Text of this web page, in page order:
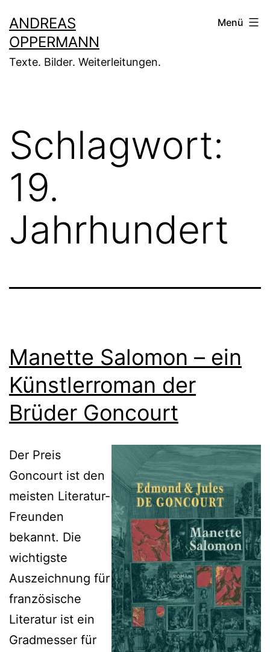
Inhalt
springen
ANDREAS
OPPERMANN
Texte. Bilder. Weiterleitungen.
Menü
Schlagwort:
19.
Jahrhundert
Manette Salomon – ein
Künstlerroman der
Brüder Goncourt
Der Preis
Goncourt ist den
meisten Literatur-
Freunden
bekannt. Die
wichtigste
Auszeichnung für
französische
Literatur ist ein
Gradmesser für